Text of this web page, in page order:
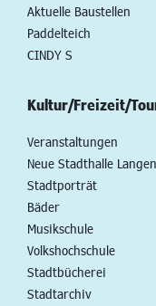
Aktuelle Baustellen
Paddelteich
CINDY S
Kultur/Freizeit/
Veranstaltungen
Neue Stadthalle Langen
Stadtporträt
Bäder
Musikschule
Volkshochschule
Stadtbücherei
Stadtarchiv